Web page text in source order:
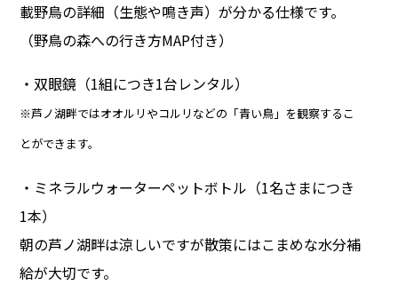
載野鳥の詳細（生態や鳴き声）が分かる仕様です。
（野鳥の森への行き方MAP付き）
・双眼鏡（1組につき1台レンタル）
※芦ノ湖畔ではオオルリやコルリなどの「青い鳥」を観察するこ
とができます。
・ミネラルウォーターペットボトル（1名さまにつき
1本）
朝の芦ノ湖畔は涼しいですが散策にはこまめな水分補
給が大切です。